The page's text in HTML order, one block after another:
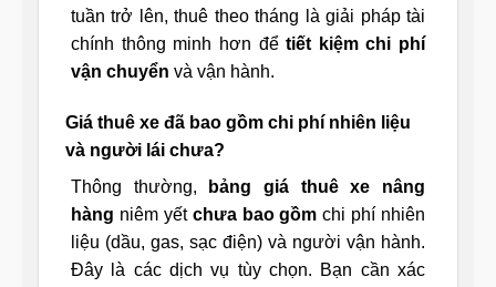
tuần trở lên, thuê theo tháng là giải pháp tài
chính thông minh hơn đểtiết kiệm chi phí
vận chuyển và vận hành.
Giá thuê xe đã bao gồm chi phí nhiên liệu
và người lái chưa?
Thông thường,
bảng giá thuê xe nâng
hàng niêm yết chưa bao gồm chi phí nhiên
liệu (dầu, gas, sạc điện) và người vận hành.
Đây là các dịch vụ tùy chọn. Bạn cần xác